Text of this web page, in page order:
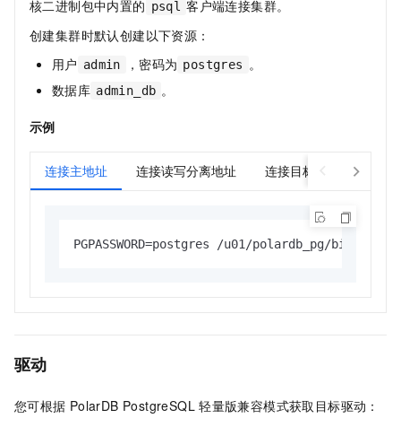
核二进制包中内置的 psql 客户端连接集群。
创建集群时默认创建以下资源：
用户 admin ，密码为 postgres 。
数据库 admin_db 。
示例
连接主地址 连接读写分离地址 连接目标节点
PGPASSWORD=postgres /u01/polardb_pg/bin/
驱动
您可根据 PolarDB PostgreSQL 轻量版兼容模式获取目标驱动：